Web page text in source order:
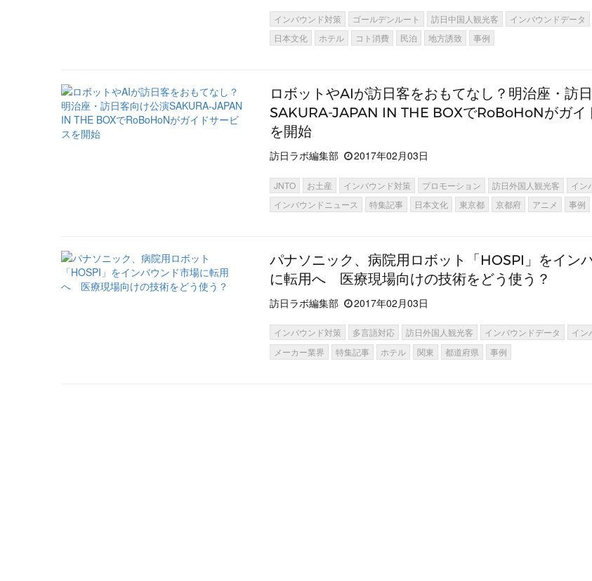
インバウンド対策 ゴールデンルート 訪日中国人観光客 インバウンドデータ
日本文化
ホテル コト消費 民泊 地方誘致 事例
ロボットやAIが訪日客をおもてなし？明治座・訪
SAKURA-JAPAN IN THE BOXでRoBoHoNがガイ
を開始
訪日ラボ編集部 2017年02月03日
JNTO お土産 インバウンド対策 プロモーション 訪日外国人観光客
イン
インバウンドニュース
特集記事 日本文化 東京都 京都府 アニメ 事例
パナソニック、病院用ロボット「HOSPI」をイン
に転用へ 医療現場向けの技術をどう使う？
訪日ラボ編集部 2017年02月03日
インバウンド対策 多言語対応 訪日外国人観光客 インバウンドデータ
イン
メーカー業界
特集記事 ホテル 関東 都道府県 事例